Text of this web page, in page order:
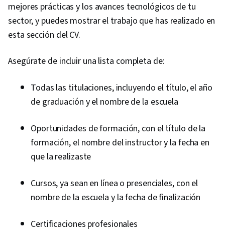
mejores prácticas y los avances tecnológicos de tu
sector, y puedes mostrar el trabajo que has realizado en
esta sección del CV.
Asegúrate de incluir una lista completa de:
Todas las titulaciones, incluyendo el título, el año
de graduación y el nombre de la escuela
Oportunidades de formación, con el título de la
formación, el nombre del instructor y la fecha en
que la realizaste
Cursos, ya sean en línea o presenciales, con el
nombre de la escuela y la fecha de finalización
Certificaciones profesionales